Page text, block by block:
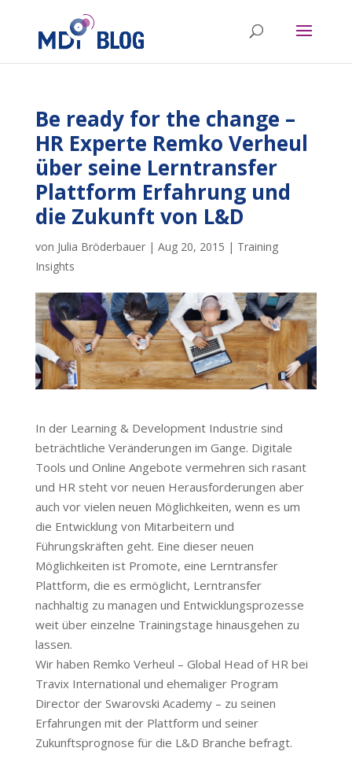
Be ready for the change –
HR Experte Remko Verheul
über seine Lerntransfer
Plattform Erfahrung und
die Zukunft von L&D
von Julia Bröderbauer| Aug 20, 2015 | Training
Insights
In der Learning & Development Industrie sind
beträchtliche Veränderungen im Gange. Digitale
Tools und Online Angebote vermehren sich rasant
und HR steht vor neuen Herausforderungen aber
auch vor vielen neuen Möglichkeiten, wenn es um
die Entwicklung von Mitarbeitern und
Führungskräften geht. Eine dieser neuen
Möglichkeiten ist Promote, eine Lerntransfer
Plattform, die es ermöglicht, Lerntransfer
nachhaltig zu managen und Entwicklungsprozesse
weit über einzelne Trainingstage hinausgehen zu
lassen.
Wir haben Remko Verheul – Global Head of HR bei
Travix International und ehemaliger Program
Director der Swarovski Academy – zu seinen
Erfahrungen mit der Plattform und seiner
Zukunftsprognose für die L&D Branche befragt.